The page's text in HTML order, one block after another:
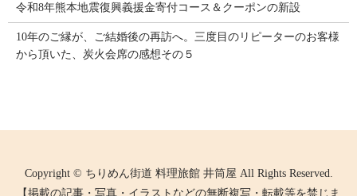
令和8年熊本地震復興義援金寄付コース＆クーポンの新設
10年のご縁が、ご結婚後の再訪へ。三度目のリピーターのお客様
から頂いた、炭火会席の感想その５
Copyright © ちりめん街道 料理旅館 井筒屋 All Rights Reserved.
【掲載の記事・写真・イラストなどの無断複写・転載等を禁じま